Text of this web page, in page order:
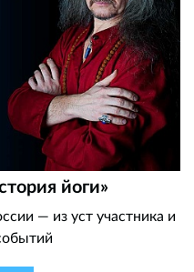
йоги»
— из уст участника и